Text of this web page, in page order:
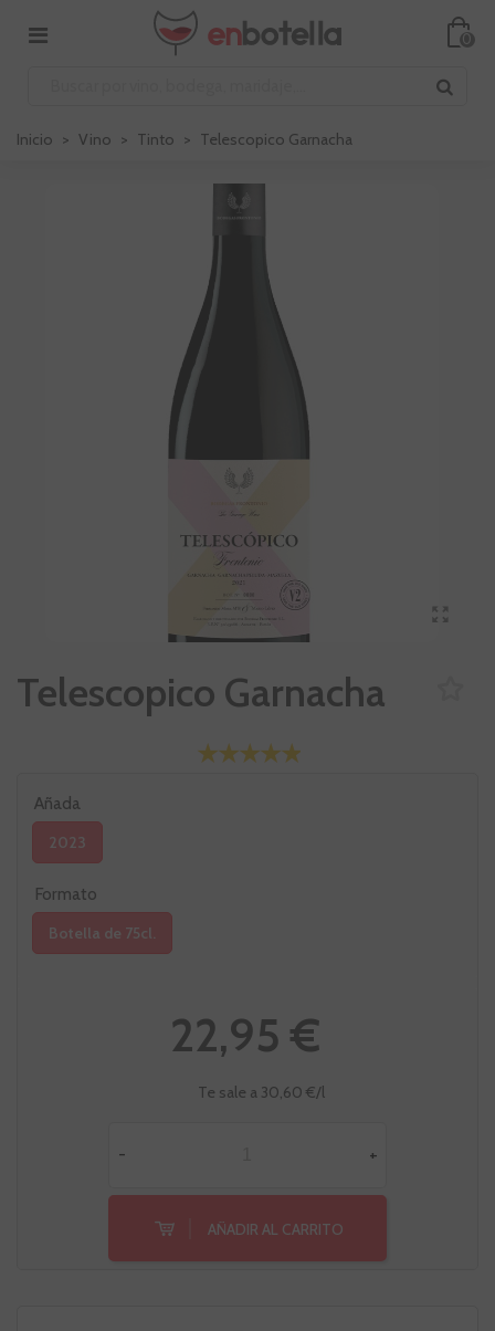
0
Inicio > Vino > Tinto > Telescopico Garnacha
Telescopico Garnacha
Añada
2023
Formato
Botella de 75cl.
22,95 €
Te sale a 30,60 €/l
- +
AÑADIR AL CARRITO